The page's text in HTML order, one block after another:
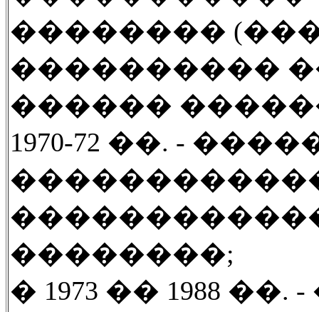
��������
����������
������
1970-72 ��. -
��������;
� 1973 �� 1988 ��. -